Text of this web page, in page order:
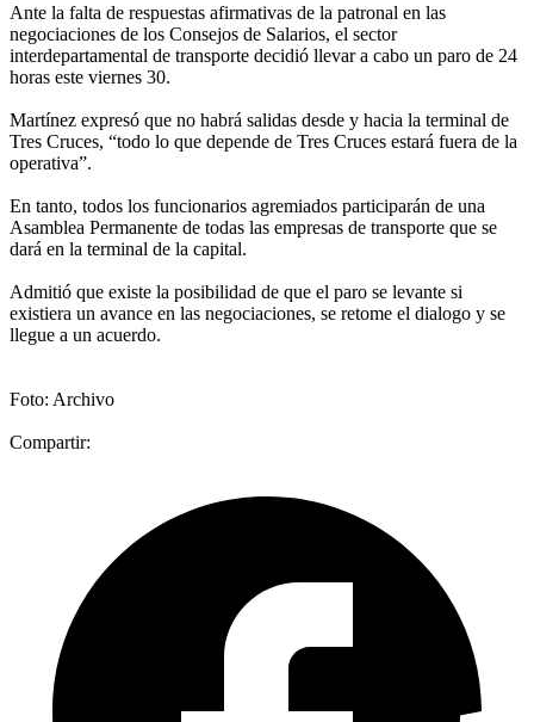
Ante la falta de respuestas afirmativas de la patronal en las
negociaciones de los Consejos de Salarios, el sector
interdepartamental de transporte decidió llevar a cabo un paro de 24
horas este viernes 30.
Martínez expresó que no habrá salidas desde y hacia la terminal de
Tres Cruces, “todo lo que depende de Tres Cruces estará fuera de la
operativa”.
En tanto, todos los funcionarios agremiados participarán de una
Asamblea Permanente de todas las empresas de transporte que se
dará en la terminal de la capital.
Admitió que existe la posibilidad de que el paro se levante si
existiera un avance en las negociaciones, se retome el dialogo y se
llegue a un acuerdo.
Foto: Archivo
Compartir: